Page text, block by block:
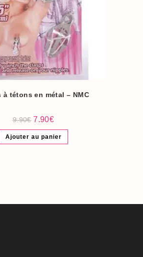
à tétons en métal – NMC
9.90€ Le
initial
était :
9.90€.
7.90€Le
actuel
est :
7.90€.
Ajouter au panier